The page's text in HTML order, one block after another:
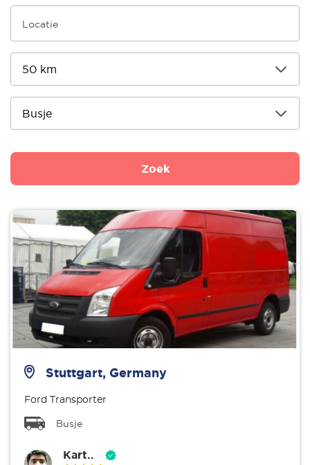
Zoek
Stuttgart, Germany
Ford Transporter
Busje
Kart..